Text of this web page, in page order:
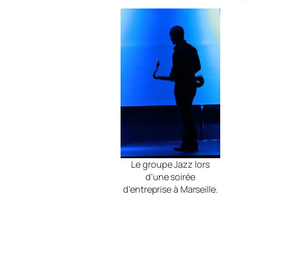
Le groupe Jazz lors
d’une soirée
d’entreprise à Marseille.